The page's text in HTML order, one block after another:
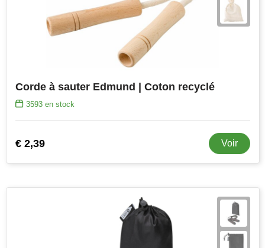
Corde à sauter Edmund | Coton recyclé
3593en stock
€ 2,39 Voir